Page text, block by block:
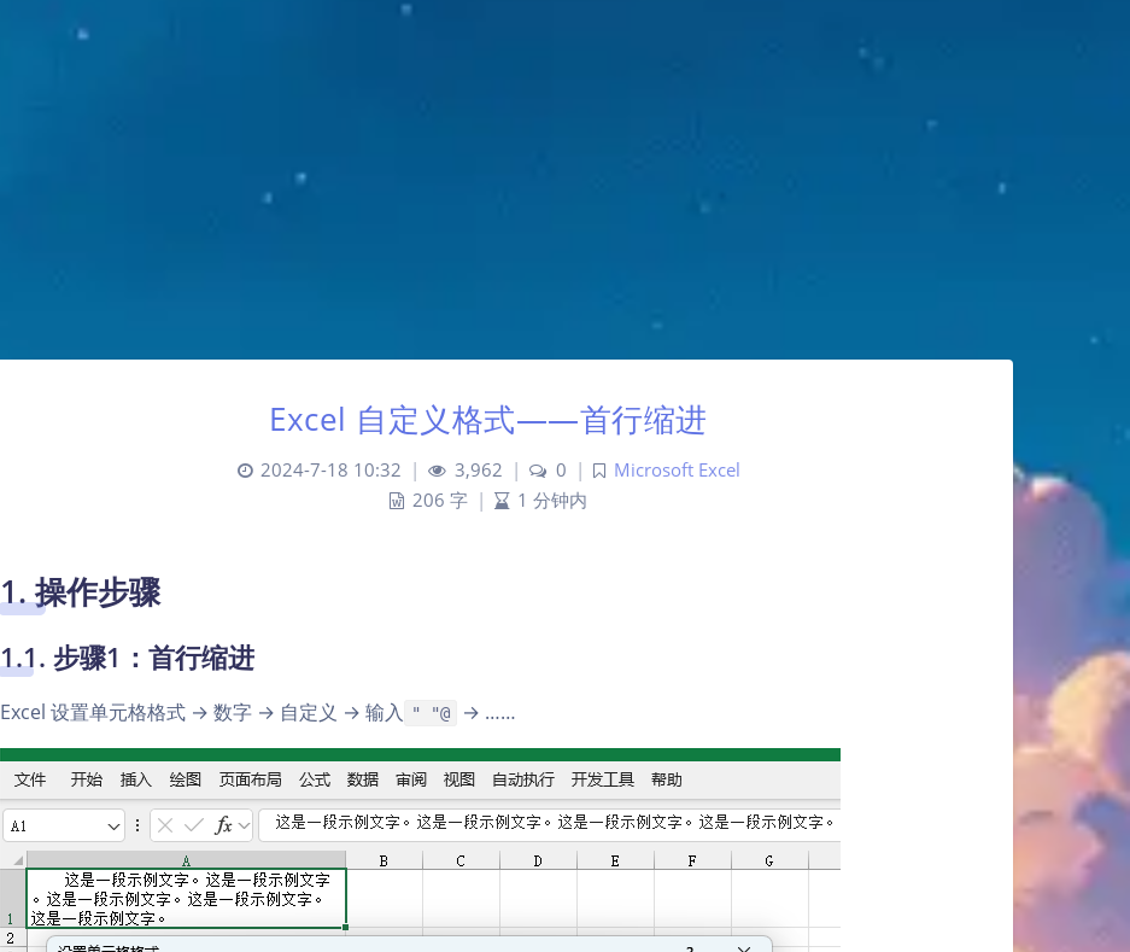
Excel 自定义格式——首行缩进
2024-7-18 10:32 | 3,962 | 0 |
Microsoft Excel
206 字 | 1 分钟内
1. 操作步骤
1.1. 步骤1：首行缩进
Excel 设置单元格格式 → 数字 → 自定义 → 输入 " "@ → ……